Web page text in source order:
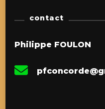
contact
Philippe FOULON